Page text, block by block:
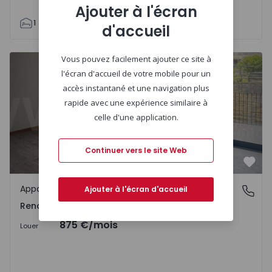
1 64 62
Appartement T3 Amares, Rendufe - 1536000 - 6
Rendufe, Braga
Appartement
Rendufe, Braga
Louer 875 €/mois
Ajouter à l'écran
d'accueil
Vous pouvez facilement ajouter ce site à
l'écran d'accueil de votre mobile pour un
accès instantané et une navigation plus
rapide avec une expérience similaire à
celle d'une application.
Continuer vers le site Web
Ajouter à l'écran d'accueil